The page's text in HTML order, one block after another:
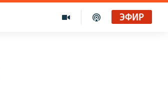
ЭФИР